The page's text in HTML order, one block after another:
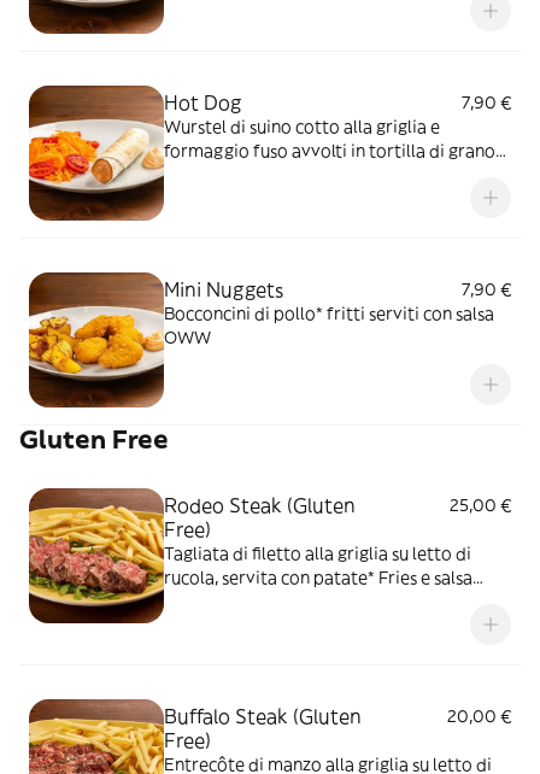
Hot Dog
7,90 €
Wurstel di suino cotto alla griglia e
formaggio fuso avvolti in tortilla di grano
Mini Nuggets
7,90 €
Bocconcini di pollo* fritti serviti con salsa
OWW
Gluten Free
Rodeo Steak (Gluten
Free)
25,00 €
Tagliata di filetto alla griglia su letto di
rucola, servita con patate* Fries e salsa
Buffalo Steak (Gluten
Free)
20,00 €
Entrecôte di manzo alla griglia su letto di